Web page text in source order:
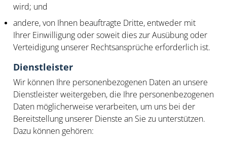
wird; und
andere, von Ihnen beauftragte Dritte, entweder mit
Ihrer Einwilligung oder soweit dies zur Ausübung oder
Verteidigung unserer Rechtsansprüche erforderlich ist.
Dienstleister
Wir können Ihre personenbezogenen Daten an unsere
Dienstleister weitergeben, die Ihre personenbezogenen
Daten möglicherweise verarbeiten, um uns bei der
Bereitstellung unserer Dienste an Sie zu unterstützen.
Dazu können gehören: